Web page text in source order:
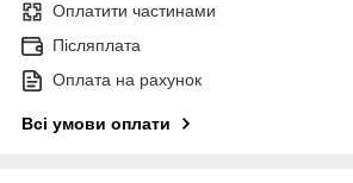
Оплатити частинами
Післяплата
Оплата на рахунок
Всі умови оплати